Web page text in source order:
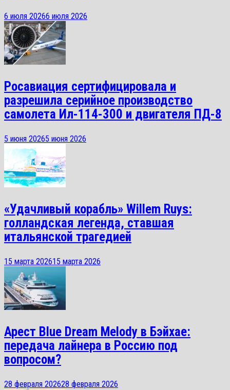
6 июля 20266 июля 2026
Росавиация сертифицировала и
разрешила серийное производство
самолета Ил-114-300 и двигателя ПД-8
5 июня 20265 июня 2026
«Удачливый корабль» Willem Ruys:
голландская легенда, ставшая
итальянской трагедией
15 марта 202615 марта 2026
Арест Blue Dream Melody в Бэйхае:
передача лайнера в Россию под
вопросом?
28 февраля 202628 февраля 2026